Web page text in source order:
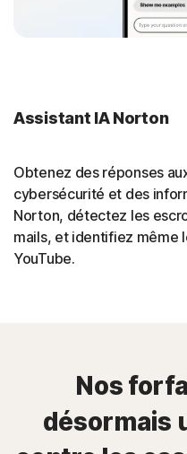
Assistant IA Norton
Obtenez des réponses
cybersécurité et des
Norton, détectez les
mails, et identifiez même
YouTube.
Nos
désormais